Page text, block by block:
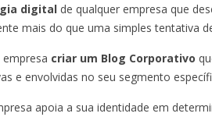
digital de qualquer empresa que
mais do que uma simples tentativa
empresa criar um Blog Corporativo
e envolvidas no seu segmento
apoia a sua identidade em